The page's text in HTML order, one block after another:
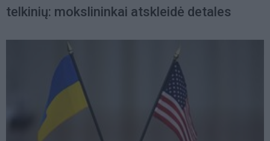
telkinių: mokslininkai atskleidė detales